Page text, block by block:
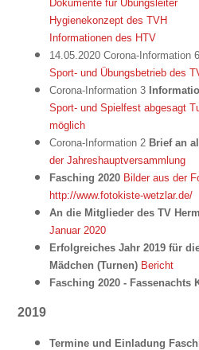
Dokumente für Übungsleiter
Hygienekonzept des TVH
Informationen des HTV
14.05.2020 Corona-Information 6
Sport- und Übungsbetrieb des
Corona-Information 3
Sport- und Spielfest abgesagt
möglich
Corona-Information 2 Brief an
der Jahreshauptversammlung
Fasching 2020 Bilder aus der
http://www.fotokiste-wetzlar.de/
An die Mitglieder des TV
Januar 2020
Erfolgreiches Jahr 2019 für
Mädchen (Turnen) Bericht
Fasching 2020 - Fassenachts
2019
Termine und Einladung